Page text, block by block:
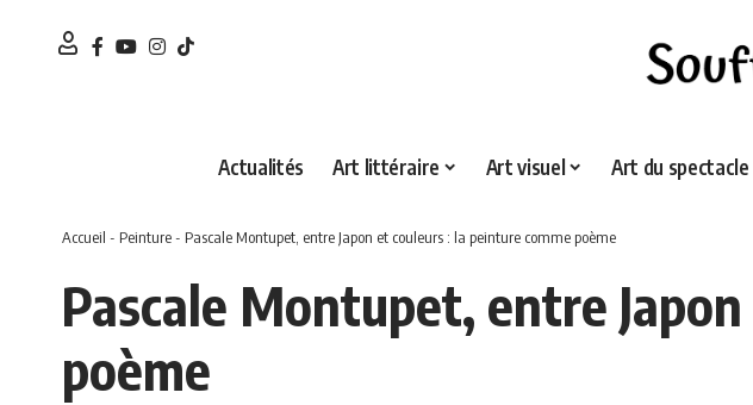
Actualités Art littéraire Art visuel Art du spectacle
Accueil - Peinture- Pascale Montupet, entre Japon et couleurs : la peinture comme poème
Pascale Montupet, entre
poème